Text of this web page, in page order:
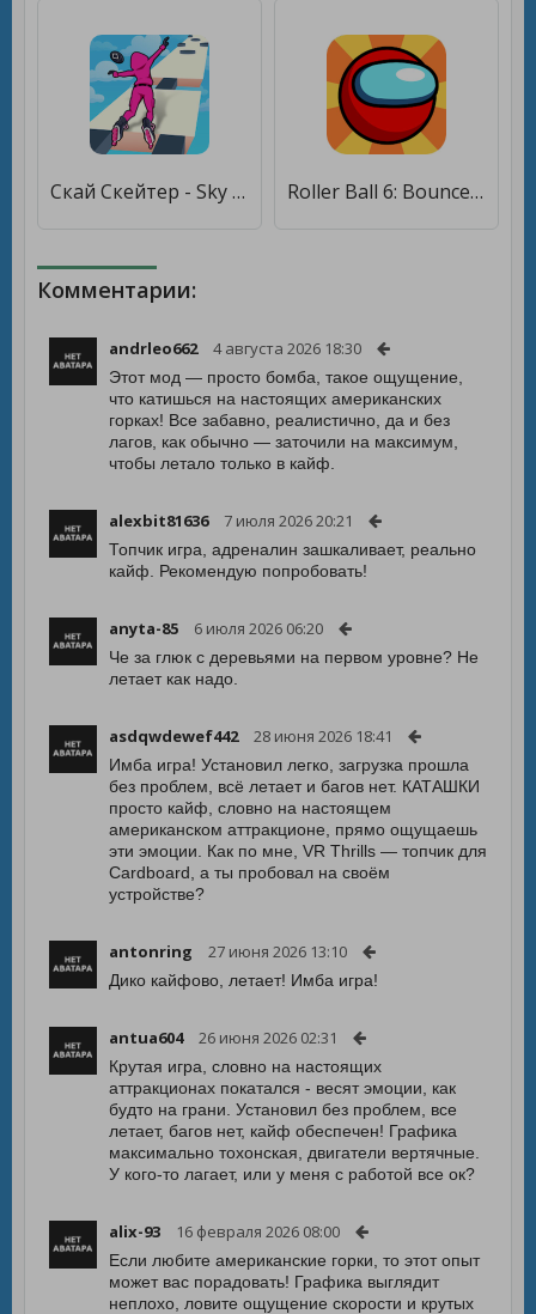
Скай Скейтер - Sky Roller [Мод меню] Roller Ball 6: Bounce Ball 6 [Бесплатные покупки]
Комментарии:
andrleo662 4 августа 2026 18:30
Этот мод — просто бомба, такое ощущение,
что катишься на настоящих американских
горках! Все забавно, реалистично, да и без
лагов, как обычно — заточили на максимум,
чтобы летало только в кайф.
alexbit81636 7 июля 2026 20:21
Топчик игра, адреналин зашкаливает, реально
кайф. Рекомендую попробовать!
anyta-85 6 июля 2026 06:20
Че за глюк с деревьями на первом уровне? Не
летает как надо.
asdqwdewef442 28 июня 2026 18:41
Имба игра! Установил легко, загрузка прошла
без проблем, всё летает и багов нет. КАТАШКИ
просто кайф, словно на настоящем
американском аттракционе, прямо ощущаешь
эти эмоции. Как по мне, VR Thrills — топчик для
Cardboard, а ты пробовал на своём
устройстве?
antonring 27 июня 2026 13:10
Дико кайфово, летает! Имба игра!
antua604 26 июня 2026 02:31
Крутая игра, словно на настоящих
аттракционах покатался - весят эмоции, как
будто на грани. Установил без проблем, все
летает, багов нет, кайф обеспечен! Графика
максимально тохонская, двигатели вертячные.
У кого-то лагает, или у меня с работой все ок?
alix-93 16 февраля 2026 08:00
Если любите американские горки, то этот опыт
может вас порадовать! Графика выглядит
неплохо, ловите ощущение скорости и крутых